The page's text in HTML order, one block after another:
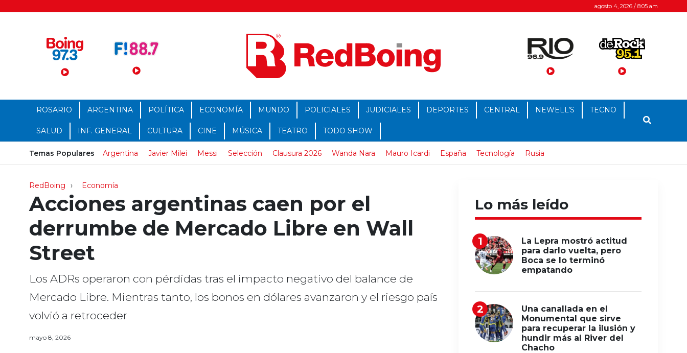
Menú Principal agosto 4, 2026 / 8:05 am
ROSARIO ARGENTINA POLÍTICA ECONOMÍA MUNDO POLICIALES JUDICIALES DEPORTES CENTRAL NEWELL’S TECNO
SALUD INF. GENERAL CULTURA CINE MÚSICA TEATRO TODO SHOW
Temas Populares Argentina Javier Milei Messi Selección Clausura 2026 Wanda Nara Mauro Icardi España Tecnología Rusia
RedBoing Economía
Acciones argentinas caen por el
derrumbe de Mercado Libre en Wall
Street
Los ADRs operaron con pérdidas tras el impacto negativo del balance de
Mercado Libre. Mientras tanto, los bonos en dólares avanzaron y el riesgo país
volvió a retroceder
mayo 8, 2026
Lo más leído
La Lepra mostró actitud
para darlo vuelta, pero
Boca se lo terminó
empatando
Una canallada en el
Monumental que sirve
para recuperar la ilusión y
hundir más al River del
Chacho